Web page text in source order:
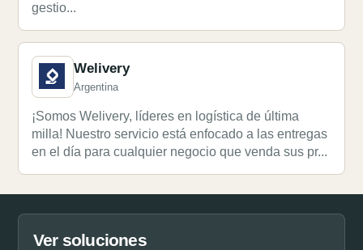
gestio...
Welivery
Argentina
¡Somos Welivery, líderes en logística de última
milla! Nuestro servicio está enfocado a las entregas
en el día para cualquier negocio que venda sus pr...
Ver soluciones